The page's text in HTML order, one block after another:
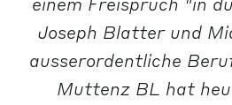
Joseph Blatter und
ausserordentliche
Muttenz BL hat